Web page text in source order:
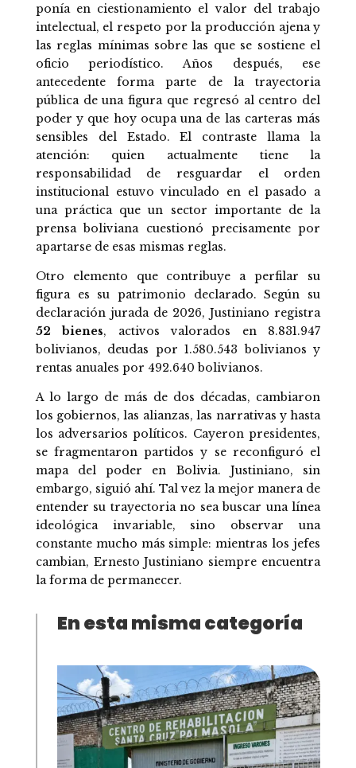
ponía en ciestionamiento el valor del trabajo
intelectual, el respeto por la producción ajena y
las reglas mínimas sobre las que se sostiene el
oficio periodístico. Años después, ese
antecedente forma parte de la trayectoria
pública de una figura que regresó al centro del
poder y que hoy ocupa una de las carteras más
sensibles del Estado. El contraste llama la
atención: quien actualmente tiene la
responsabilidad de resguardar el orden
institucional estuvo vinculado en el pasado a
una práctica que un sector importante de la
prensa boliviana cuestionó precisamente por
apartarse de esas mismas reglas.
Otro elemento que contribuye a perfilar su
figura es su patrimonio declarado. Según su
declaración jurada de 2026, Justiniano registra
52 bienes, activos valorados en 8.831.947
bolivianos, deudas por 1.580.543 bolivianos y
rentas anuales por 492.640 bolivianos.
A lo largo de más de dos décadas, cambiaron
los gobiernos, las alianzas, las narrativas y hasta
los adversarios políticos. Cayeron presidentes,
se fragmentaron partidos y se reconfiguró el
mapa del poder en Bolivia. Justiniano, sin
embargo, siguió ahí. Tal vez la mejor manera de
entender su trayectoria no sea buscar una línea
ideológica invariable, sino observar una
constante mucho más simple: mientras los jefes
cambian, Ernesto Justiniano siempre encuentra
la forma de permanecer.
En esta misma categoría